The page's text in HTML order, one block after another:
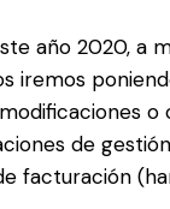
año 2020, a
iremos
de
facturación